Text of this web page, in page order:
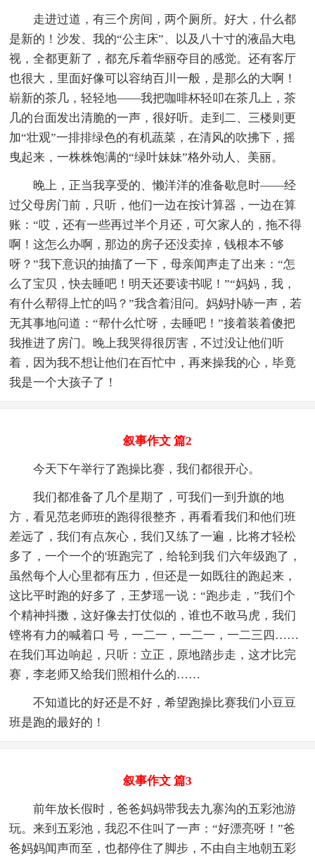
走进过道，有三个房间，两个厕所。好大，什么都
是新的！沙发、我的“公主床”、以及八十寸的液晶大电
视，全都更新了，都充斥着华丽夺目的感觉。还有客厅
也很大，里面好像可以容纳百川一般，是那么的大啊！
崭新的茶几，轻轻地——我把咖啡杯轻叩在茶几上，茶
几的台面发出清脆的一声，很好听。走到二、三楼则更
加“壮观”一排排绿色的有机蔬菜，在清风的吹拂下，摇
曳起来，一株株饱满的“绿叶妹妹”格外动人、美丽。
晚上，正当我享受的、懒洋洋的准备歇息时——经
过父母房门前，只听，他们一边在按计算器，一边在算
账：“哎，还有一些再过半个月还，可欠家人的，拖不得
啊！这怎么办啊，那边的房子还没卖掉，钱根本不够
呀？”我下意识的抽搐了一下，母亲闻声走了出来：“怎
么了宝贝，快去睡吧！明天还要读书呢！”“妈妈，我，
有什么帮得上忙的吗？”我含着泪问。妈妈扑哧一声，若
无其事地问道：“帮什么忙呀，去睡吧！”接着装着傻把
我推进了房门。晚上我哭得很厉害，不过没让他们听
着，因为我不想让他们在百忙中，再来操我的心，毕竟
我是一个大孩子了！
叙事作文 篇2
今天下午举行了跑操比赛，我们都很开心。
我们都准备了几个星期了，可我们一到升旗的地
方，看见范老师班的跑得很整齐，再看看我们和他们班
差远了，我们有点灰心，我们又练了一遍，比将才轻松
多了，一个一个的'班跑完了，给轮到我 们六年级跑了，
虽然每个人心里都有压力，但还是一如既往的跑起来，
这比平时跑的好多了，王梦瑶一说：“跑步走，”我们个
个精神抖擞，这好像去打仗似的，谁也不敢马虎，我们
铿将有力的喊着口 号，一二一，一二一，一二三四……
在我们耳边响起，只听：立正，原地踏步走，这才比完
赛，李老师又给我们照相什么的……
不知道比的好还是不好，希望跑操比赛我们小豆豆
班是跑的最好的！
叙事作文 篇3
前年放长假时，爸爸妈妈带我去九寨沟的五彩池游
玩。来到五彩池，我忍不住叫了一声：“好漂亮呀！”爸
爸妈妈闻声而至，也都停住了脚步，不由自主地朝五彩